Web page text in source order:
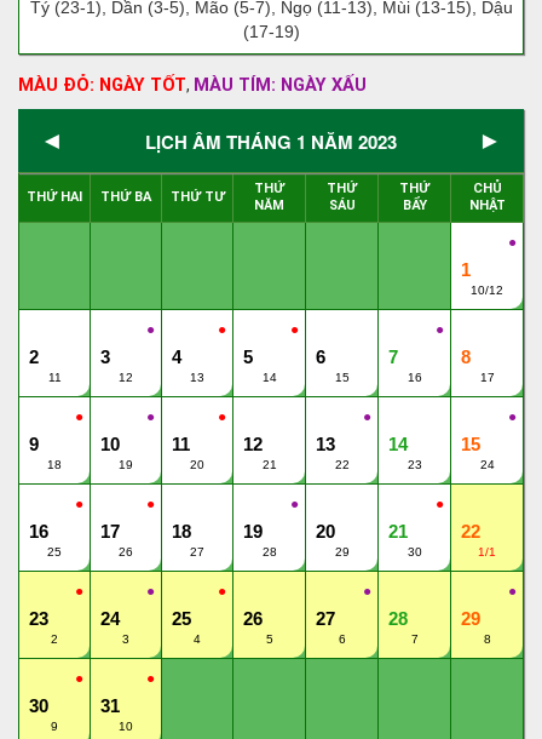
Tý (23-1), Dần (3-5), Mão (5-7), Ngọ (11-13), Mùi (13-15), Dậu
(17-19)
MÀU ĐỎ: NGÀY TỐT, MÀU TÍM: NGÀY XẤU
◄ LỊCH ÂM THÁNG 1 NĂM 2023 ►
THỨ HAI THỨ BA THỨ TƯ
THỨ
NĂM
THỨ
SÁU
THỨ
BẨY
CHỦ
NHẬT
●
1
10/12
2
11
●
3
12
●
4
13
●
5
14
6
15
●
7
16
8
17
●
9
18
●
10
19
●
11
20
12
21
●
13
22
14
23
●
15
24
●
16
25
●
17
26
18
27
●
19
28
20
29
●
21
30
22
1/1
●
23
2
●
24
3
●
25
4
26
5
●
27
6
28
7
●
29
8
●
30
9
●
31
10